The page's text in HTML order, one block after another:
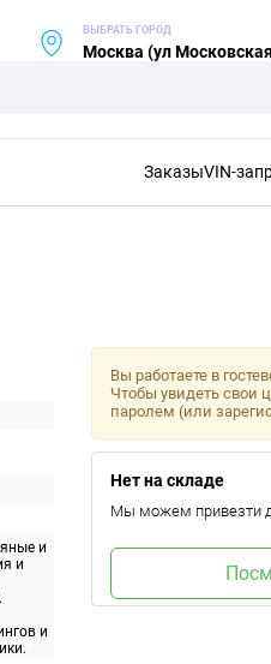
ВЫБРАТЬ ГОРОД
Москва (ул
ЗаказыVIN-
и
и
и
Вы работаете в
Чтобы увидеть свои
паролем (или
Нет на складе
Мы можем привезти